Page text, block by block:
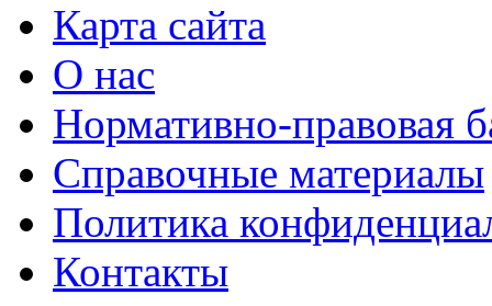
Карта сайта
О нас
Нормативно-правовая
Справочные материалы
Политика
Контакты